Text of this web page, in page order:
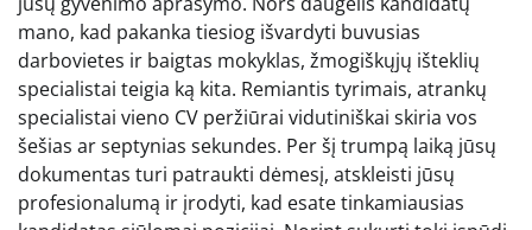
mano, kad pakanka tiesiog išvardyti buvusias
darbovietes ir baigtas mokyklas, žmogiškųjų išteklių
specialistai teigia ką kita. Remiantis tyrimais, atrankų
specialistai vieno CV peržiūrai vidutiniškai skiria vos
šešias ar septynias sekundes. Per šį trumpą laiką jūsų
dokumentas turi patraukti dėmesį, atskleisti jūsų
profesionalumą ir įrodyti, kad esate tinkamiausias